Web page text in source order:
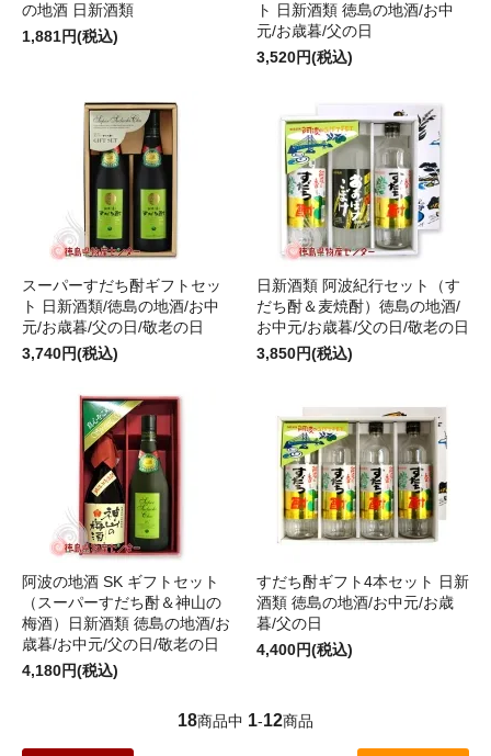
の地酒 日新酒類
1,881円(税込)
ト 日新酒類 徳島の地酒/お中
元/お歳暮/父の日
3,520円(税込)
スーパーすだち酎ギフトセッ
ト 日新酒類/徳島の地酒/お中
元/お歳暮/父の日/敬老の日
3,740円(税込)
日新酒類 阿波紀行セット（す
だち酎＆麦焼酎）徳島の地酒/
お中元/お歳暮/父の日/敬老の日
3,850円(税込)
阿波の地酒 SK ギフトセット
（スーパーすだち酎＆神山の
梅酒）日新酒類 徳島の地酒/お
歳暮/お中元/父の日/敬老の日
4,180円(税込)
すだち酎ギフト4本セット 日新
酒類 徳島の地酒/お中元/お歳
暮/父の日
4,400円(税込)
18商品中 1-12商品